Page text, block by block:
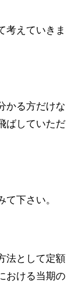
考えていきま
かる方だけな
ばしていただ
下さい。
法として定額
おける当期の